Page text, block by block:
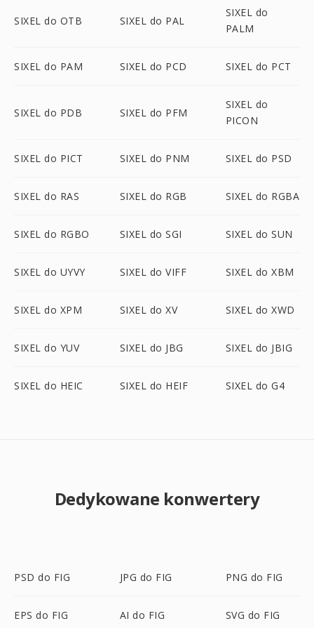
SIXEL do OTB SIXEL do PAL
SIXEL do
PALM
SIXEL do PAM SIXEL do PCD SIXEL do PCT
SIXEL do PDB SIXEL do PFM
SIXEL do
PICON
SIXEL do PICT SIXEL do PNM SIXEL do PSD
SIXEL do RAS SIXEL do RGB SIXEL do RGBA
SIXEL do RGBO SIXEL do SGI SIXEL do SUN
SIXEL do UYVY SIXEL do VIFF SIXEL do XBM
SIXEL do XPM SIXEL do XV SIXEL do XWD
SIXEL do YUV SIXEL do JBG SIXEL do JBIG
SIXEL do HEIC SIXEL do HEIF SIXEL do G4
Dedykowane konwertery
PSD do FIG JPG do FIG PNG do FIG
EPS do FIG AI do FIG SVG do FIG